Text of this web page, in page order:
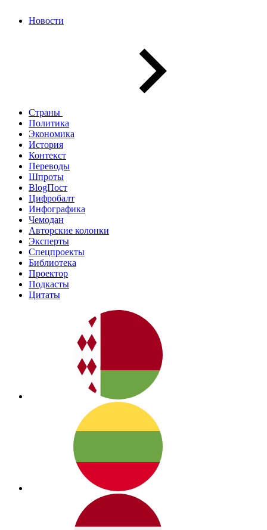
Новости
Страны
Политика
Экономика
История
Контекст
Переводы
Шпроты
BlogПост
Цифробалт
Инфографика
Чемодан
Авторские колонки
Эксперты
Спецпроекты
Библиотека
Проектор
Подкасты
Цитаты